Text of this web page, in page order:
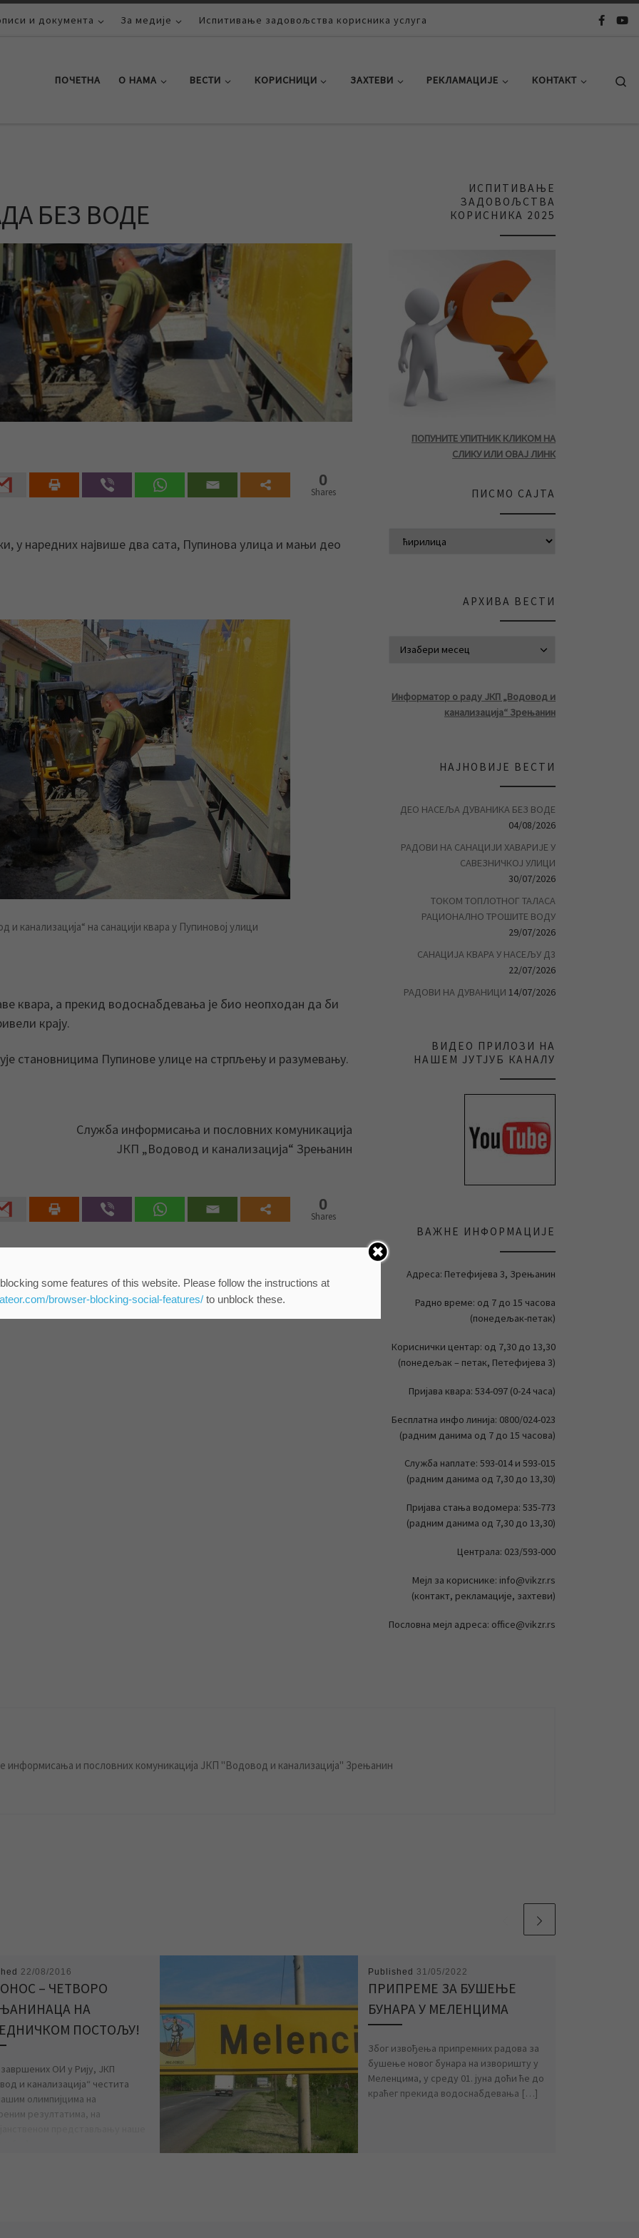
и документа За медије Испитивање задовољства корисника услуга
ПОЧЕТНА О НАМА ВЕСТИ КОРИСНИЦИ ЗАХТЕВИ РЕКЛАМАЦИЈЕ КОНТАКТ
БЕЗ ВОДЕ
0
Shares
у наредних највише два сата, Пупинова улица и мањи део
канализација“ на санацији квара у Пупиновој улици
квара, а прекид водоснабдевања је био неопходан да би
крају.
становницима Пупинове улице на стрпљењу и разумевању.
Служба информисања и пословних комуникација
ЈКП „Водовод и канализација“ Зрењанин
0
Shares
информисања и пословних комуникација ЈКП "Водовод и канализација" Зрењанин
22/08/2016
– ЧЕТВОРО
НА
ПОСТОЉУ!
ОИ у Рију, ЈКП
и канализација“ честита
олимпијцима на
резултатима, на
Published 31/05/2022
ПРИПРЕМЕ ЗА БУШЕЊЕ
БУНАРА У МЕЛЕНЦИМА
Због извођења припремних радова за
бушење новог бунара на изворишту у
Меленцима, у среду 01. јуна доћи ће до
краћег прекида водоснабдевања […]
ИСПИТИВАЊЕ
ЗАДОВОЉСТВА
КОРИСНИКА 2025
ПОПУНИТЕ УПИТНИК КЛИКОМ НА
СЛИКУ ИЛИ ОВАЈ ЛИНК
ПИСМО САЈТА
АРХИВА ВЕСТИ
Информатор о раду ЈКП „Водовод и
канализација“ Зрењанин
НАЈНОВИЈЕ ВЕСТИ
ДЕО НАСЕЉА ДУВАНИКА БЕЗ ВОДЕ
04/08/2026
РАДОВИ НА САНАЦИЈИ ХАВАРИЈЕ У
САВЕЗНИЧКОЈ УЛИЦИ
30/07/2026
ТОКОМ ТОПЛОТНОГ ТАЛАСА
РАЦИОНАЛНО ТРОШИТЕ ВОДУ
29/07/2026
САНАЦИЈА КВАРА У НАСЕЉУ Д3
22/07/2026
РАДОВИ НА ДУВАНИЦИ 14/07/2026
ВИДЕО ПРИЛОЗИ НА
НАШЕМ ЈУТЈУБ КАНАЛУ
ВАЖНЕ ИНФОРМАЦИЈЕ
Адреса: Петефијева 3, Зрењанин
Радно време: од 7 до 15 часова
(понедељак-петак)
Кориснички центар: од 7,30 до 13,30
(понедељак – петак, Петефијева 3)
Пријава квара: 534-097 (0-24 часа)
Бесплатна инфо линија: 0800/024-023
(радним данима од 7 до 15 часова)
Служба наплате: 593-014 и 593-015
(радним данима од 7,30 до 13,30)
Пријава стања водомера: 535-773
(радним данима од 7,30 до 13,30)
Централа: 023/593-000
Мејл за кориснике: info@vikzr.rs
(контакт, рекламације, захтеви)
Пословна мејл адреса: office@vikzr.rs
some features of this website. Please follow the instructions at
browser-blocking-social-features/to unblock these.